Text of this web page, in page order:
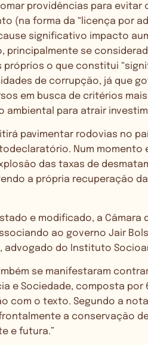
providências para evitar
(na forma da “licença por
significativo impacto
principalmente se
próprios o que constitui
de corrupção, já que
em busca de critérios
ambiental para atrair
pavimentar rodovias no
Num momento
das taxas de
a própria recuperação
e modificado, a Câmara
ao governo Jair
advogado do Instituto
se manifestaram
e Sociedade, composta por
o texto. Segundo a
a conservação
e futura.”